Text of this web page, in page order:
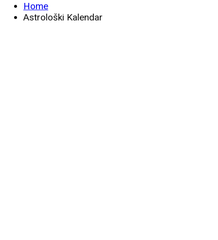
Home
Astrološki Kalendar